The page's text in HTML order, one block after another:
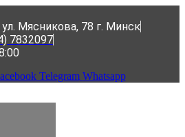
Мясникова, 78 г. Минск
7832097
Telegram Whatsapp